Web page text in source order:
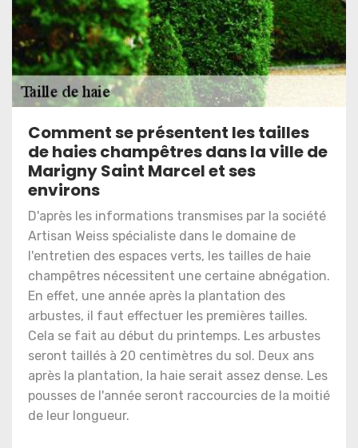
Comment se présentent les tailles
de haies champêtres dans la ville de
Marigny Saint Marcel et ses
environs
D'après les informations transmises par la société
Artisan Weiss spécialiste dans le domaine de
l'entretien des espaces verts, les tailles de haie
champêtres nécessitent une certaine abnégation.
En effet, une année après la plantation des
arbustes, il faut effectuer les premières tailles.
Cela se fait au début du printemps. Les arbustes
seront taillés à 20 centimètres du sol. Deux ans
après la plantation, la haie serait assez dense. Les
pousses de l'année seront raccourcies de la moitié
de leur longueur.